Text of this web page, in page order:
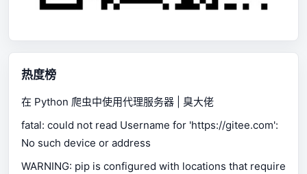
热度榜
在 Python 爬虫中使用代理服务器 | 臭大佬
fatal: could not read Username for 'https://gitee.com':
No such device or address
WARNING: pip is configured with locations that require